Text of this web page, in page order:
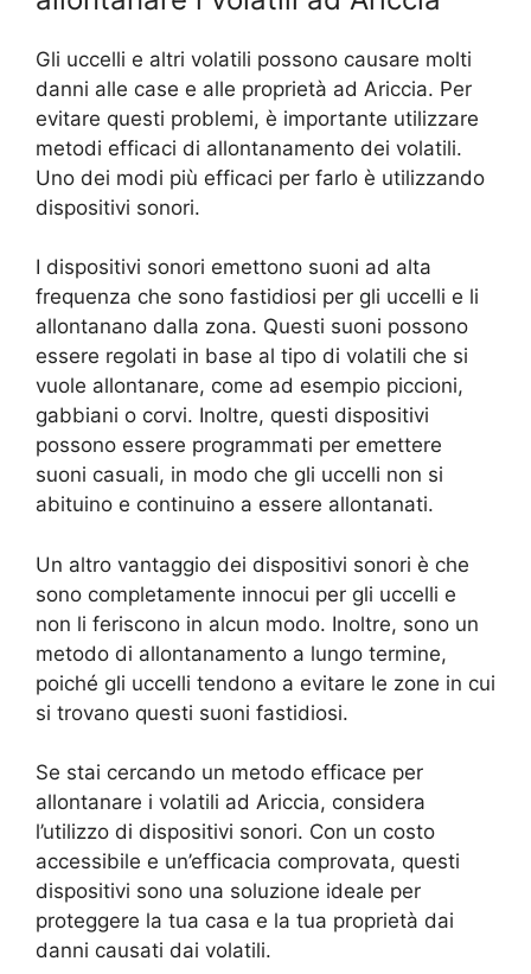
Gli uccelli e altri volatili possono causare molti
danni alle case e alle proprietà ad Ariccia. Per
evitare questi problemi, è importante utilizzare
metodi efficaci di allontanamento dei volatili.
Uno dei modi più efficaci per farlo è utilizzando
dispositivi sonori.
I dispositivi sonori emettono suoni ad alta
frequenza che sono fastidiosi per gli uccelli e li
allontanano dalla zona. Questi suoni possono
essere regolati in base al tipo di volatili che si
vuole allontanare, come ad esempio piccioni,
gabbiani o corvi. Inoltre, questi dispositivi
possono essere programmati per emettere
suoni casuali, in modo che gli uccelli non si
abituino e continuino a essere allontanati.
Un altro vantaggio dei dispositivi sonori è che
sono completamente innocui per gli uccelli e
non li feriscono in alcun modo. Inoltre, sono un
metodo di allontanamento a lungo termine,
poiché gli uccelli tendono a evitare le zone in cui
si trovano questi suoni fastidiosi.
Se stai cercando un metodo efficace per
allontanare i volatili ad Ariccia, considera
l’utilizzo di dispositivi sonori. Con un costo
accessibile e un’efficacia comprovata, questi
dispositivi sono una soluzione ideale per
proteggere la tua casa e la tua proprietà dai
danni causati dai volatili.